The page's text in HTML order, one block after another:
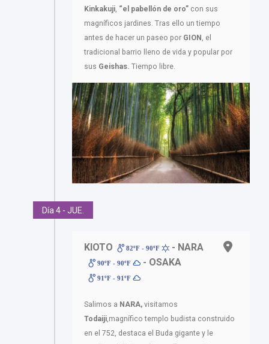
Kinkakuji “el pabellón de oro” con sus
magníficos jardines. Tras ello un tiempo
antes de hacer un paseo por GION , el
tradicional barrio lleno de vida y popular por
sus Geishas. Tiempo libre.
Día 4 - JUE.
KIOTO 82ºF - 90ºF - NARA
90ºF - 90ºF - OSAKA
91ºF - 91ºF
Salimos a NARA, visitamos
Todaiji ,magnífico templo budista construido
en el 752, destaca el Buda gigante y le